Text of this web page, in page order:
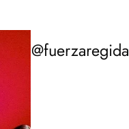
@fuerzaregida